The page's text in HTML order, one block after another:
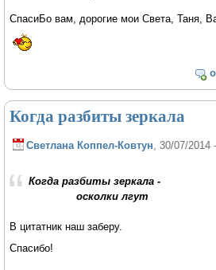
СпасиБо вам, дорогие мои Света, Таня,
Когда разбиты зеркала
Светлана Коппел-Ковтун, 30/07/2014
Когда разбиты зеркала -
осколки лгут
В цитатник наш заберу.
Спасибо!